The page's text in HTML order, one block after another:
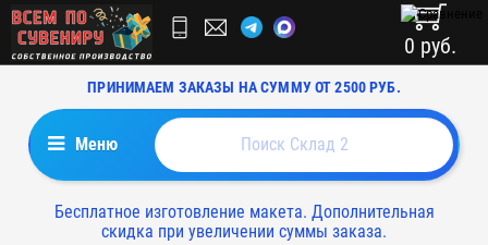
ПРИНИМАЕМ ЗАКАЗЫ НА СУММУ ОТ 2500 РУБ.
0 руб.
Меню
Бесплатное изготовление макета. Дополнительная
скидка при увеличении суммы заказа.